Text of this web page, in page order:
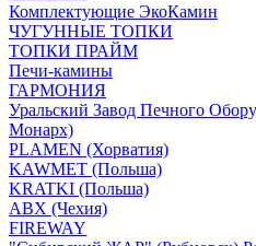
Комплектующие ЭкоКамин
ЧУГУННЫЕ ТОПКИ
ТОПКИ ПРАЙМ
Печи-камины
ГАРМОНИЯ
Уральский Завод Печного
Монарх)
PLAMEN (Хорватия)
KAWMET (Польша)
KRATKI (Польша)
ABX (Чехия)
FIREWAY